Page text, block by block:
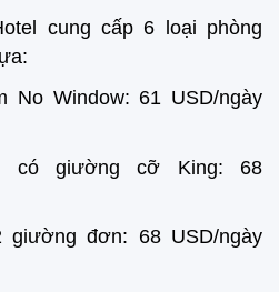
cung cấp 6 loại phòng
No Window: 61 USD/ngày
có giường cỡ King: 68
đơn: 68 USD/ngày